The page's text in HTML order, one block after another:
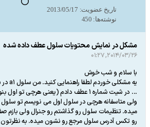
تاریخ عضویت: 2013/05/17
نوشته‌ها: 450
مشکل در نمایش محتویات سلول عطف داده شده
2014/03/26, 01:27
با سلام و شب خوش
... در شیت شماره 1 عطف دادم (یعنی هرچی
ولی متاسفانه هرچی در سلول اول می نویسم تو
میده. تنظیمات سلول رو گذاشتم رو جنرال ولی بازم
رو تکس آدرس سلول مرجع رو نشون میده. به